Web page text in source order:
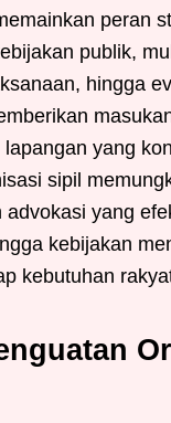
peran
publik,
hingga
yang
sipil
advokasi yang
kebijakan
kebutuhan